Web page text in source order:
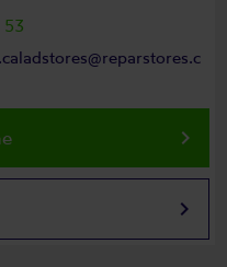
keyboard_arrow_right
keyboard_arrow_right